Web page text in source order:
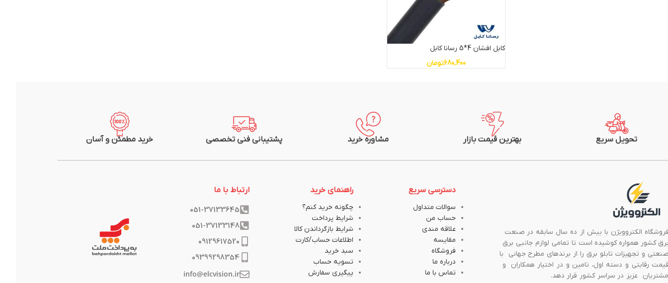
کابل افشان 4*5 رسانا کابل
680,400تومان
تحویل سریع بهترین قیمت بازار مشاوره خرید پشتیبانی فنی تخصصی خرید مطمئن و آسان
الکتروویژن با بیش از ده سال سابقه در صنعت
کشور همواره کوشیده است تا تمامی لوازم جانبی برق
و تجهیزات تابلو برق را از برندهای مطرح جهانی با
رقابتی و دسته اول، تامین و در اختیار همکاران و
عزیز در سراسر کشور قرار دهد.
دسترسی سریع
سوالات متداول
حساب من
علاقه مندی
مقایسه
فروشگاه
درباره ما
تماس با ما
راهنمای خرید
چگونه خرید کنم؟
شرایط پرداخت
شرایط بازگرداندن کالا
اطلاعات حساب/کارت
سبد خرید
تسویه حساب
پیگیری سفارش
ارتباط با ما
051-37133645
051-37133148
09129617520
09399298354
info@elcvision.ir